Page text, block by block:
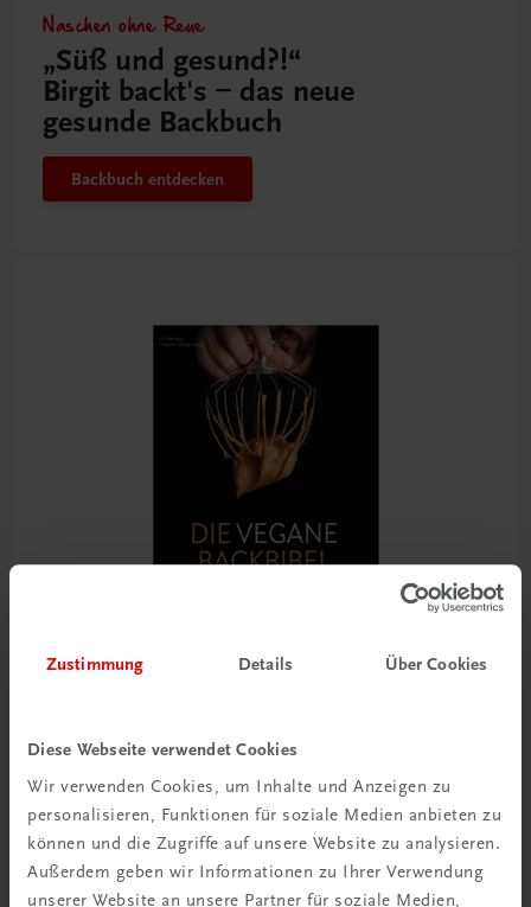
Zustimmung Details Über Cookies
Diese Webseite verwendet Cookies
Wir verwenden Cookies, um Inhalte und Anzeigen zu
personalisieren, Funktionen für soziale Medien anbieten zu
können und die Zugriffe auf unsere Website zu analysieren.
Außerdem geben wir Informationen zu Ihrer Verwendung
unserer Website an unsere Partner für soziale Medien,
Naschen ohne Reue
„Süß und gesund?!“
Birgit backt's – das neue
gesunde Backbuch
Backbuch entdecken
Die vegane Backbibel
100 internationale Rezepte der modernen Patisserie
€ 51,40